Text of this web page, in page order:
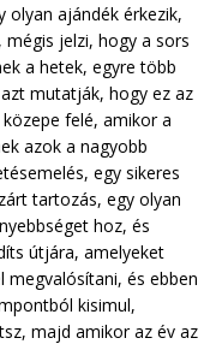
olyan ajándék érkezik,
jelzi, hogy a sors
a hetek, egyre több
mutatják, hogy ez az
felé, amikor a
azok a nagyobb
egy sikeres
tartozás, egy olyan
hoz, és
útjára, amelyeket
és ebben
kisimul,
majd amikor az év az